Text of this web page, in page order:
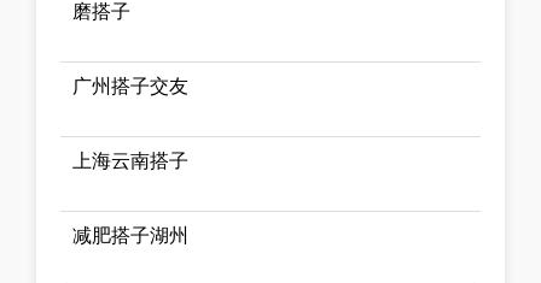
磨搭子
广州搭子交友
上海云南搭子
减肥搭子湖州